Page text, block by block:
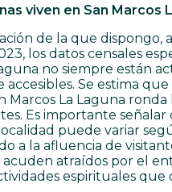
viven en San Marcos
de la que dispongo,
los datos censales
no siempre están
accesibles. Se estima que
Marcos La Laguna ronda
Es importante señalar
puede variar
a la afluencia de
atraídos por el
espirituales que